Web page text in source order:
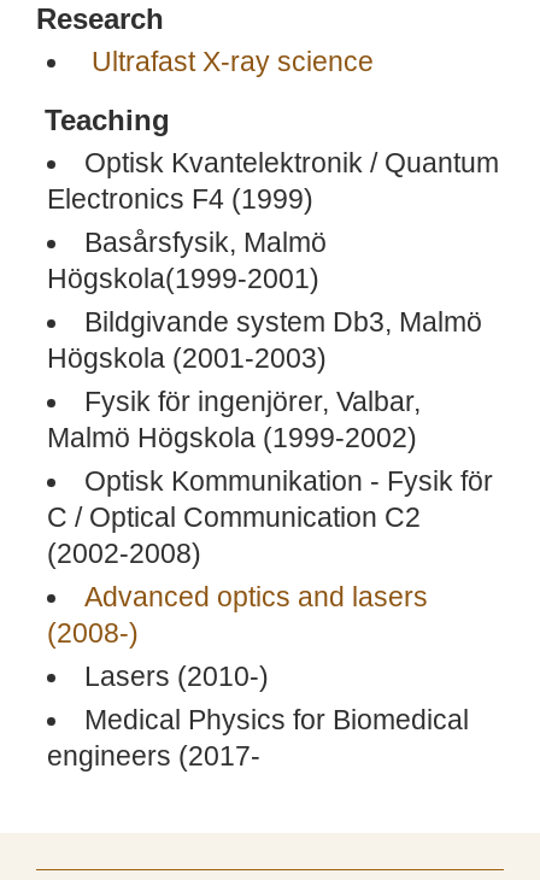
Research
Ultrafast X-ray science
Teaching
Optisk Kvantelektronik / Quantum
Electronics F4 (1999)
Basårsfysik, Malmö
Högskola(1999-2001)
Bildgivande system Db3, Malmö
Högskola (2001-2003)
Fysik för ingenjörer, Valbar,
Malmö Högskola (1999-2002)
Optisk Kommunikation - Fysik för
C / Optical Communication C2
(2002-2008)
Advanced optics and lasers
(2008-)
Lasers (2010-)
Medical Physics for Biomedical
engineers (2017-